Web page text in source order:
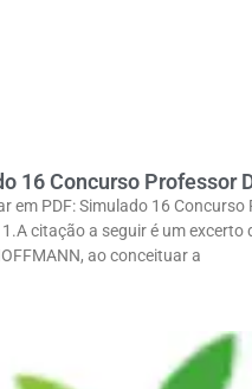
16 Concurso Professor
em PDF: Simulado 16 Concurso
citação a seguir é um excerto
ao conceituar a